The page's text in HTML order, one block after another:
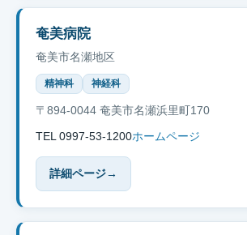
奄美病院
奄美市名瀬地区
精神科 神経科
〒894-0044 奄美市名瀬浜里町170
TEL 0997-53-1200ホームページ
詳細ページ→